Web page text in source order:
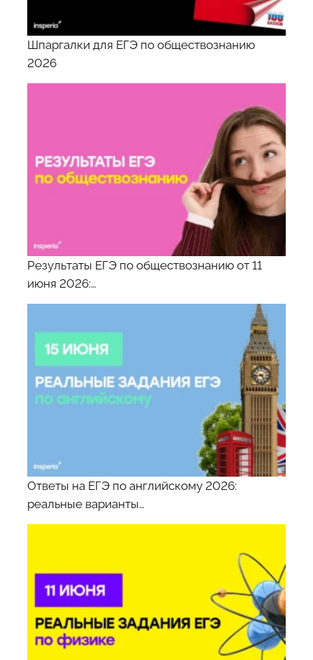
Шпаргалки для ЕГЭ по обществознанию
2026
Результаты ЕГЭ по обществознанию от 11
июня 2026:…
Ответы на ЕГЭ по английскому 2026:
реальные варианты…